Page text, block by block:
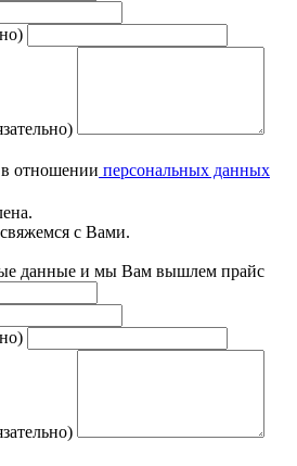
в отношении персональных данных
с Вами.
данные и мы Вам вышлем прайс